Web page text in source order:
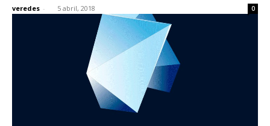
veredes - 5 abril, 2018 0